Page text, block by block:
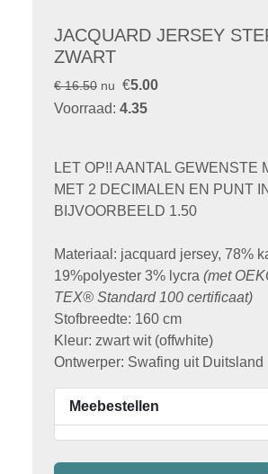
JACQUARD JERSEY
ZWART
€ 16.50 nu €5.00
Voorraad: 4.35
LET OP!! AANTAL GEWENSTE
MET 2 DECIMALEN EN PUNT
BIJVOORBEELD 1.50
Materiaal: jacquard jersey, 78%
19%polyester 3% lycra (met
TEX® Standard 100 certificaat)
Stofbreedte: 160 cm
Kleur: zwart wit (offwhite)
Ontwerper: Swafing uit Duitsland
Meebestellen